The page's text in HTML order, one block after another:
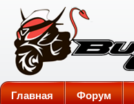
Burgman-Club
Главная Форум